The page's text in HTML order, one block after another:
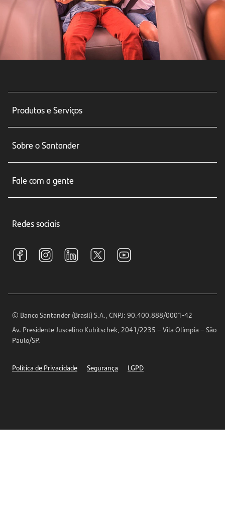
Produtos e Serviços
Seguros
Crédito e Financiamentos
Investimentos
Sobre o Santander
Relações com Investidores
Fale com a gente
Central de Renegociação
S.A.C
Encontre nossas agências
Horários de Atendimento
Telefones
Redes sociais
© Banco Santander (Brasil) S.A., CNPJ: 90.400.888/0001-42
Av. Presidente Juscelino Kubitschek, 2041/2235 – Vila Olímpia – São
Paulo/SP.
Política de Privacidade Segurança LGPD